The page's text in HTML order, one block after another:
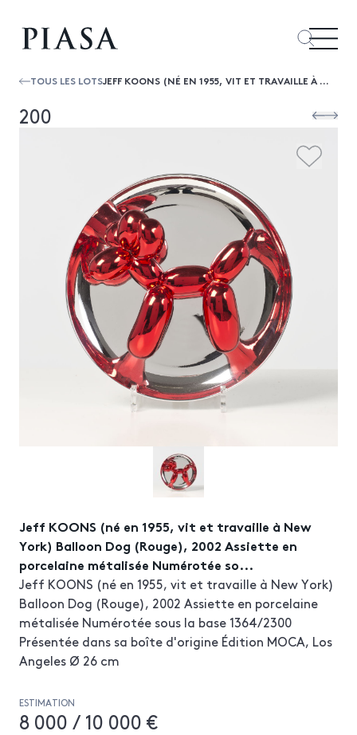
TOUS LES LOTS JEFF KOONS (NÉ EN 1955, VIT ET TRAVAILLE À NEW YORK) BALLOON DOG (ROUGE), 2002 ASSIETTE EN PORCELAINE MÉTALISÉE NUMÉROTÉE SO...
200
Jeff KOONS (né en 1955, vit et travaille à New
York) Balloon Dog (Rouge), 2002 Assiette en
porcelaine métalisée Numérotée so...
Jeff KOONS (né en 1955, vit et travaille à New York)
Balloon Dog (Rouge), 2002 Assiette en porcelaine
métalisée Numérotée sous la base 1364/2300
Présentée dans sa boîte d'origine Édition MOCA, Los
Angeles Ø 26 cm
ESTIMATION
8 000 / 10 000 €